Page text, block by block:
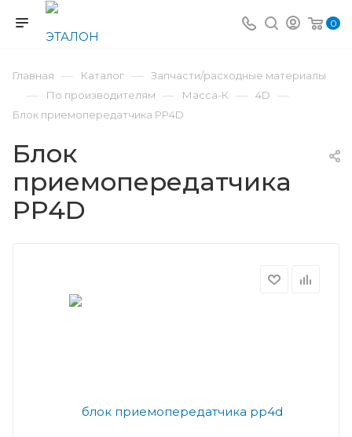
0
Главная — Каталог — Запчасти/расходные материалы
— По производителям — Масса-К — 4D —
Блок приемопередатчика PP4D
Блок
приемопередатчика
PP4D